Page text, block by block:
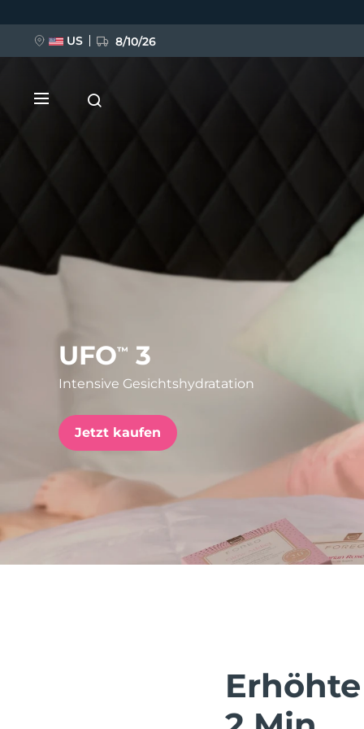
UFO™ 3
Intensive Gesichtshydratation
Jetzt kaufen
US 8/10/26
BREAKING NEWS
issa™ Teeth Whitening Set
FAQ™ Dual LED Panel
BELIEBT